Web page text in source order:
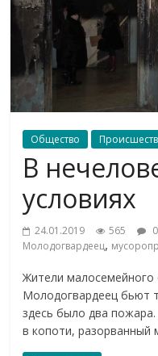
Общество
В
условиях
24.01.2019 565
Молодогвардеец,
Жители
Молодогвардеец бьют
здесь было два
в копоти, разорванный